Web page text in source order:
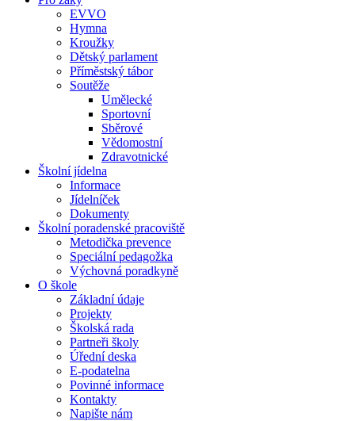
EVVO
Hymna
Kroužky
Dětský parlament
Příměstský tábor
Soutěže
Umělecké
Sportovní
Sběrové
Vědomostní
Zdravotnické
Školní jídelna
Informace
Jídelníček
Dokumenty
Školní poradenské pracoviště
Metodička prevence
Speciální pedagožka
Výchovná poradkyně
O škole
Základní údaje
Projekty
Školská rada
Partneři školy
Úřední deska
E-podatelna
Povinné informace
Kontakty
Napište nám